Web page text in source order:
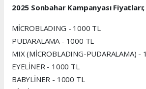
2025 Sonbahar Kampanyası Fiyatları;
MİCROBLADING - 1000 TL
PUDARALAMA - 1000 TL
MIX (MİCROBLADING-PUDARALAMA) -
EYELİNER - 1000 TL
BABYLİNER - 1000 TL